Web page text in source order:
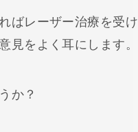
ばレーザー治療を受
見をよく耳にします。
か？